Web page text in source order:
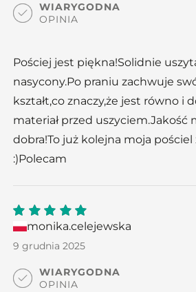
WIARYGODNA
OPINIA
Pościej jest piękna!Solidnie
nasycony.Po praniu zachwuje
kształt,co znaczy,że jest równo i
materiał przed uszyciem.Jakość
dobra!To już kolejna moja pościel
:)Polecam
5out
of 5
monika.celejewska
9 grudnia 2025
WIARYGODNA
OPINIA